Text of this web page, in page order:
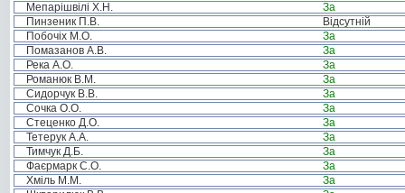
Мепарішвілі Х.Н.
За
Пинзеник П.В.
Відсутній
Побочіх М.О.
За
Помазанов А.В.
За
Река А.О.
За
Романюк В.М.
За
Сидорчук В.В.
За
Сочка О.О.
За
Стеценко Д.О.
За
Тетерук А.А.
За
Тимчук Д.Б.
За
Фаєрмарк С.О.
За
Хміль М.М.
За